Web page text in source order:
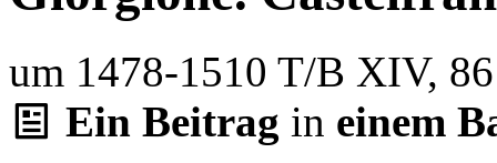
um 1478-1510 T/B XIV,
Ein Beitrag in einem